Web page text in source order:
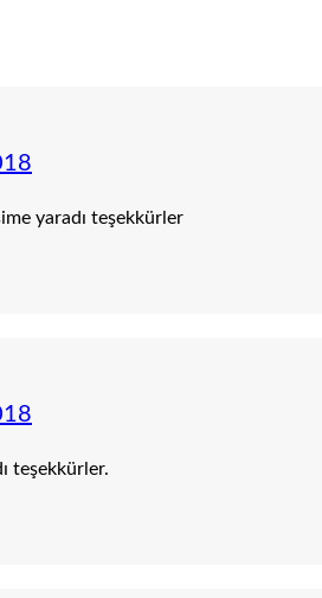
yaradı teşekkürler
teşekkürler.